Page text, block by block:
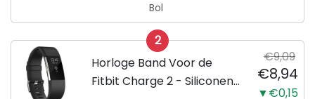
Bol
2
Horloge Band Voor de
Fitbit Charge 2 - Siliconen
€9,09
€8,94
▼€0,15